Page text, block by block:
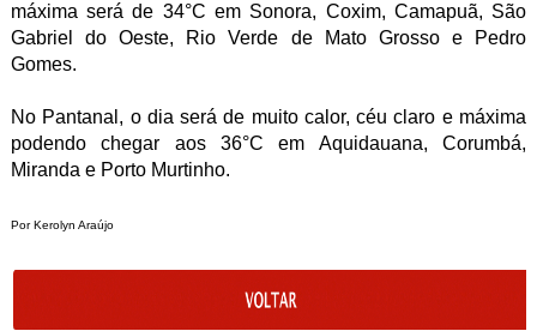
máxima será de 34°C em Sonora, Coxim, Camapuã, São
Gabriel do Oeste, Rio Verde de Mato Grosso e Pedro
Gomes.
No Pantanal, o dia será de muito calor, céu claro e máxima
podendo chegar aos 36°C em Aquidauana, Corumbá,
Miranda e Porto Murtinho.
Por Kerolyn Araújo